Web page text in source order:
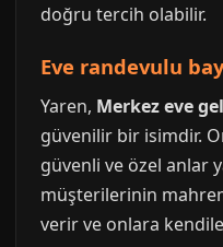
doğru tercih olabilir.
Eve randevulu
Yaren, Merkez eve
güvenilir bir isimdir.
güvenli ve özel anlar
müşterilerinin
verir ve onlara